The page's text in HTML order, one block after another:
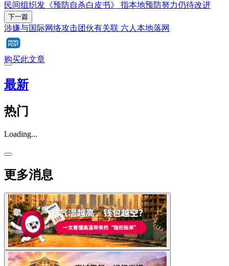
民间组织发《预防自杀白皮书》 指本地预防努力仍待改进
下一篇
涉嫌与国际网络攻击团伙有关联 六人本地落网
购买此文章
最新
热门
Loading...
更多消息